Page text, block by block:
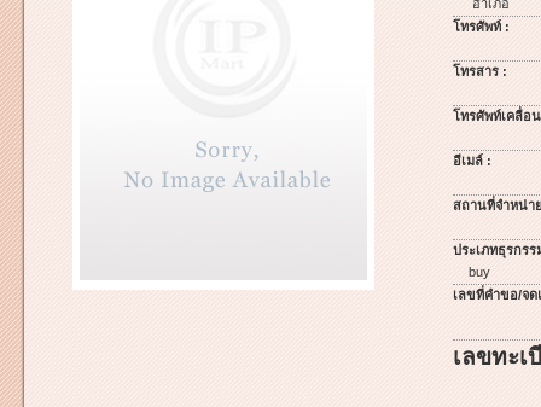
อำเภอ
โทรศัพท์ :
โทรสาร :
โทรศัพท์เคลื่อ
อีเมล์ :
สถานที่จำหน่า
ประเภทธุรกรร
buy
เลขที่คำขอ/จด
เลขทะเ